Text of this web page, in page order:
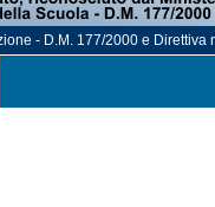
- D.M. 177/2000 e Direttiva